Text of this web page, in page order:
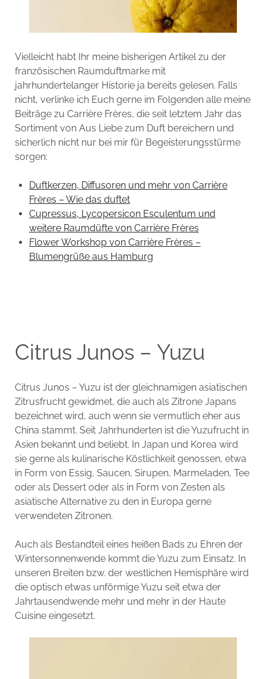
Vielleicht habt Ihr meine bisherigen Artikel zu der
französischen Raumduftmarke mit
jahrhundertelanger Historie ja bereits gelesen. Falls
nicht, verlinke ich Euch gerne im Folgenden alle meine
Beiträge zu Carrière Frères, die seit letztem Jahr das
Sortiment von Aus Liebe zum Duft bereichern und
sicherlich nicht nur bei mir für Begeisterungsstürme
sorgen:
Duftkerzen, Diffusoren und mehr von Carrière
Frères – Wie das duftet
Cupressus, Lycopersicon Esculentum und
weitere Raumdüfte von Carrière Frères
Flower Workshop von Carrière Frères –
Blumengrüße aus Hamburg
Citrus Junos – Yuzu
Citrus Junos – Yuzu ist der gleichnamigen asiatischen
Zitrusfrucht gewidmet, die auch als Zitrone Japans
bezeichnet wird, auch wenn sie vermutlich eher aus
China stammt. Seit Jahrhunderten ist die Yuzufrucht in
Asien bekannt und beliebt. In Japan und Korea wird
sie gerne als kulinarische Köstlichkeit genossen, etwa
in Form von Essig, Saucen, Sirupen, Marmeladen, Tee
oder als Dessert oder als in Form von Zesten als
asiatische Alternative zu den in Europa gerne
verwendeten Zitronen.
Auch als Bestandteil eines heißen Bads zu Ehren der
Wintersonnenwende kommt die Yuzu zum Einsatz. In
unseren Breiten bzw. der westlichen Hemisphäre wird
die optisch etwas unförmige Yuzu seit etwa der
Jahrtausendwende mehr und mehr in der Haute
Cuisine eingesetzt.